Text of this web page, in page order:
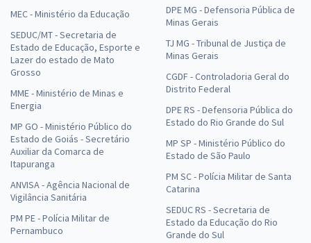
MEC - Ministério da Educação
SEDUC/MT - Secretaria de
Estado de Educação, Esporte e
Lazer do estado de Mato
Grosso
MME - Ministério de Minas e
Energia
MP GO - Ministério Público do
Estado de Goiás - Secretário
Auxiliar da Comarca de
Itapuranga
ANVISA - Agência Nacional de
Vigilância Sanitária
PM PE - Polícia Militar de
Pernambuco
DPE MG - Defensoria Pública de
Minas Gerais
TJ MG - Tribunal de Justiça de
Minas Gerais
CGDF - Controladoria Geral do
Distrito Federal
DPE RS - Defensoria Pública do
Estado do Rio Grande do Sul
MP SP - Ministério Público do
Estado de São Paulo
PM SC - Polícia Militar de Santa
Catarina
SEDUC RS - Secretaria de
Estado da Educação do Rio
Grande do Sul